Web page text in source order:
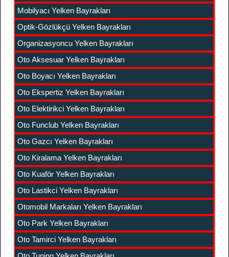
Mobilyacı Yelken Bayrakları
Optik-Gözlükçü Yelken Bayrakları
Organizasyoncu Yelken Bayrakları
Oto Aksesuar Yelken Bayrakları
Oto Boyacı Yelken Bayrakları
Oto Ekspertiz Yelken Bayrakları
Oto Elektirikci Yelken Bayrakları
Oto Funclub Yelken Bayrakları
Oto Gazcı Yelken Bayrakları
Oto Kiralama Yelken Bayrakları
Oto Kuaför Yelken Bayrakları
Oto Lastikci Yelken Bayrakları
Otomobil Markaları Yelken Bayrakları
Oto Park Yelken Bayrakları
Oto Tamirci Yelken Bayrakları